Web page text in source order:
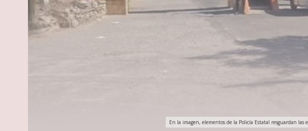
En la imagen, elementos de la Policía Estatal resguardan las